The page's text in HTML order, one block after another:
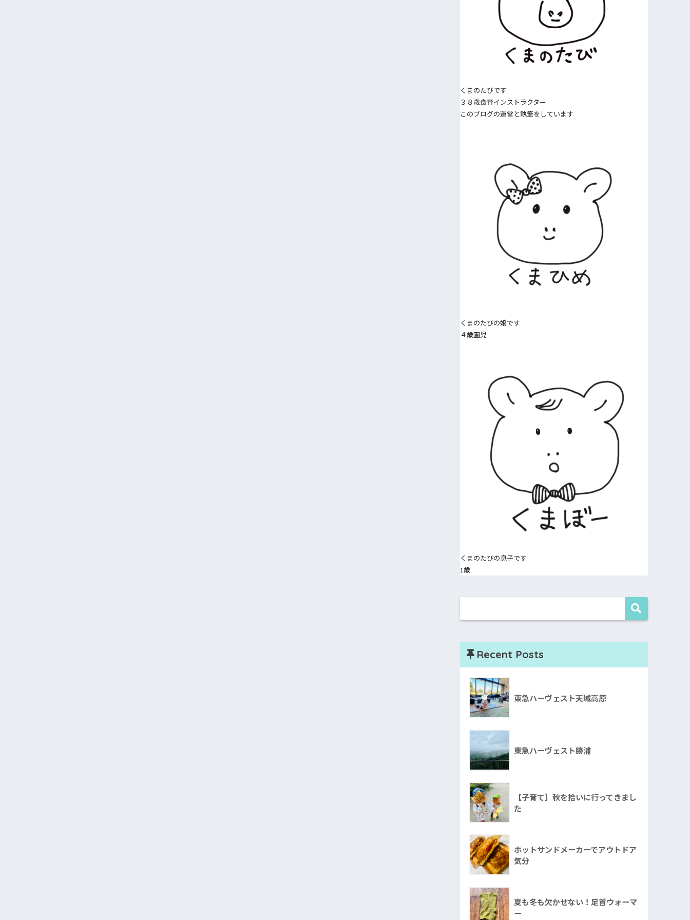
くまのたびです
３８歳食育インストラクター
このブログの運営と執筆をしています
くまのたびの娘です
４歳園児
くまのたびの息子です
1歳
Recent Posts
東急ハーヴェスト天城高原
東急ハーヴェスト勝浦
【子育て】秋を拾いに行ってきまし
た
ホットサンドメーカーでアウトドア
気分
夏も冬も欠かせない！足首ウォーマ
ー